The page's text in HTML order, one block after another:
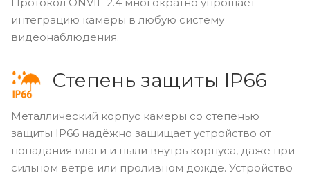
интеграцию камеры в любую систему
видеонаблюдения.
Степень защиты IP66
Металлический корпус камеры со степенью
защиты IP66 надёжно защищает устройство от
попадания влаги и пыли внутрь корпуса, даже при
сильном ветре или проливном дожде. Устройство